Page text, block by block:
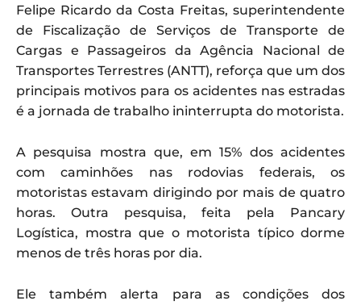
Felipe Ricardo da Costa Freitas, superintendente
de Fiscalização de Serviços de Transporte de
Cargas e Passageiros da Agência Nacional de
Transportes Terrestres (ANTT), reforça que um dos
principais motivos para os acidentes nas estradas
é a jornada de trabalho ininterrupta do motorista.
A pesquisa mostra que, em 15% dos acidentes
com caminhões nas rodovias federais, os
motoristas estavam dirigindo por mais de quatro
horas. Outra pesquisa, feita pela Pancary
Logística, mostra que o motorista típico dorme
menos de três horas por dia.
Ele também alerta para as condições dos